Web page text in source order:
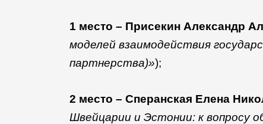
1 место – Присекин Александр
моделей взаимодействия
партнерства)»);
2 место – Сперанская Елена
Швейцарии и Эстонии: к вопросу